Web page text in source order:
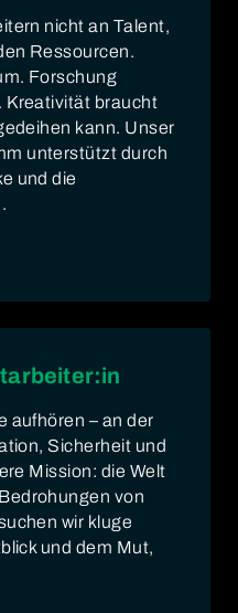
nicht an Talent,
Ressourcen.
Forschung
Kreativität braucht
kann. Unser
unterstützt durch
und die
aufhören – an der
Sicherheit und
Mission: die Welt
von
wir kluge
und dem Mut,